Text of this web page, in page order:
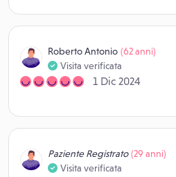
Roberto Antonio (62 anni)
1 Dic 2024
Visita verificata
Paziente Registrato (29 anni)
Visita verificata